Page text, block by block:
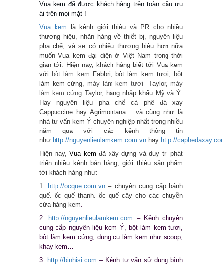
Vua kem đã được khách hàng trên toàn cầu ưu
ái trên mọi mặt !
Vua kem là kênh giới thiệu và PR cho nhiều
thương hiệu, nhãn hàng về thiết bị, nguyên liệu
pha chế, và se có nhiều thương hiệu hơn nữa
muốn Vua kem đại diện ở Việt Nam trong thời
gian tới. Hiện nay, khách hàng biết tới Vua kem
với bột làm kem Fabbri, bột làm kem tươi, bột
làm kem cứng, máy làm kem tươi Taylor, máy
làm kem cứng Taylor, hàng nhập khẩu Mỹ và Ý.
Hay nguyên liệu pha chế cà phê đá xay
Cappuccine hay Agrimontana… và cũng như là
nhà tư vấn kem Ý chuyên nghiệp nhất trong nhiều
năm qua với các kênh thông tin
như http://nguyenlieulamkem.com.vn hay http://
Hiện nay, Vua kem đã xây dựng và duy trì phát
triển nhiều kênh bán hàng, giới thiệu sản phẩm
tới khách hàng như:
1. http://ocque.com.vn – chuyên cung cấp bánh
quế, ốc quế thanh, ốc quế cây cho các chuyễn
cửa hàng kem.
2.
http://nguyenlieulamkem.com – Kênh chuyên
cung cấp nguyên liệu kem Ý, bột làm kem tươi,
bột làm kem cứng, dụng cụ làm kem như scoop,
khay kem…
3. http://binhisi.com – Kênh tư vấn sử dụng bình